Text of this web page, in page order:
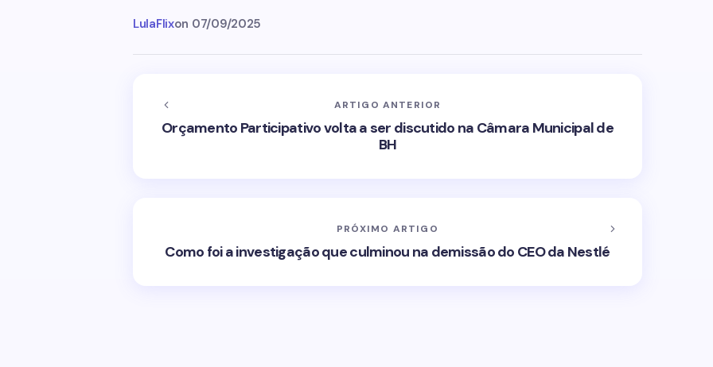
LulaFlixon 07/09/2025
ARTIGO ANTERIOR
Orçamento Participativo volta a ser discutido na Câmara Municipal de
BH
PRÓXIMO ARTIGO
Como foi a investigação que culminou na demissão do CEO da Nestlé